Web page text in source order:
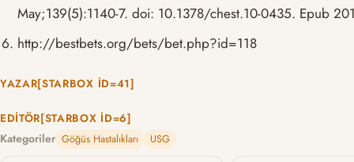
May;139(5):1140-7. doi: 10.1378/chest.10-0435. Epub
http://bestbets.org/bets/bet.php?id=118
YAZAR[STARBOX ID=41]
EDITÖR[STARBOX ID=6]
Kategoriler Göğüs Hastalıkları USG